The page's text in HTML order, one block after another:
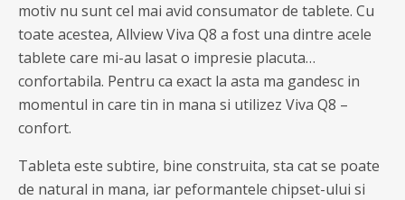
motiv nu sunt cel mai avid consumator de tablete. Cu
toate acestea, Allview Viva Q8 a fost una dintre acele
tablete care mi-au lasat o impresie placuta…
confortabila. Pentru ca exact la asta ma gandesc in
momentul in care tin in mana si utilizez Viva Q8 –
confort.
Tableta este subtire, bine construita, sta cat se poate
de natural in mana, iar peformantele chipset-ului si